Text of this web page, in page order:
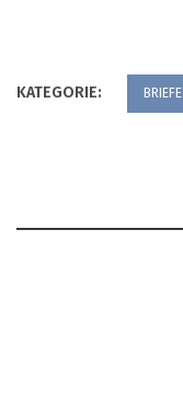
KATEGORIE: BRIEFE